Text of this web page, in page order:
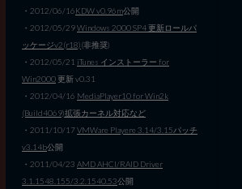
・2012/06/16KDW v0.96m公開
・2012/05/29Windows 2000 SP4 更新ロールパ
ッケージv2(r18)(非推奨)
・2012/05/21 iTunes インストーラー for
Win2000更新 v0.31
・2012/04/16 MediaPlayer10 for Win2k
(Build4069)拡張カーネル対応など
・2011/10/17VMWare Playere 3.14/3.15パッチ
v3.14b公開
・2011/04/23 AMD AHCI/RAID Driver
3.1.1548.155/3.2.1540.53公開